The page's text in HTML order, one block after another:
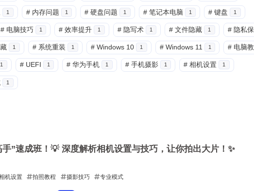
图像处理6 大模型6 安全防护3 实时
效率工具8 数字孪生10 数据可视化11
移动应用8 系统优化8 编程语言10
视频编辑11 设计软件7 跨平台4
一月 2026 十二月 2025
1 # 内存问题 1 # 硬盘问题 1 # 笔记本电脑 1 # 键盘 1
# 电脑技巧 1 # 效率提升 1 # 隐写术 1 # 文件隐藏 1 # 隐私
1 # 系统重装 1 # Windows 10 1 # Windows 11 1 # 电脑
1 # UEFI 1 # 华为手机 1 # 手机摄影 1 # 相机设置 1
1
”速成班！💡 深度解析相机设置与技巧，让你拍出大片！✨
机设置 拍照教程 摄影技巧 专业模式